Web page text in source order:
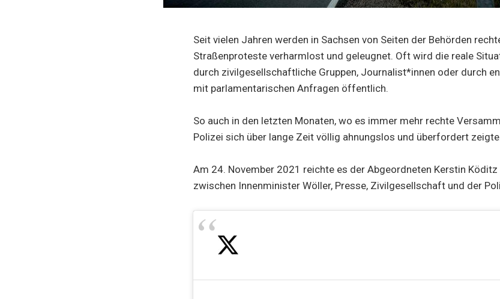
Seit vielen Jahren werden in Sachsen von Seiten der Behörden
Straßenproteste verharmlost und geleugnet. Oft wird die reale
durch zivilgesellschaftliche Gruppen, Journalist*innen oder durch
mit parlamentarischen Anfragen öffentlich.
So auch in den letzten Monaten, wo es immer mehr rechte
Polizei sich über lange Zeit völlig ahnungslos und überfordert
Am 24. November 2021 reichte es der Abgeordneten Kerstin
zwischen Innenminister Wöller, Presse, Zivilgesellschaft und der